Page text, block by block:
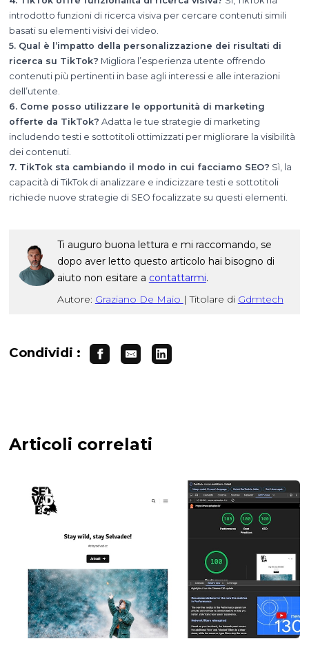
introdotto funzioni di ricerca visiva per cercare contenuti simili
basati su elementi visivi dei video.
5. Qual è l’impatto della personalizzazione dei risultati di
ricerca su TikTok? Migliora l’esperienza utente offrendo
contenuti più pertinenti in base agli interessi e alle interazioni
dell’utente.
6. Come posso utilizzare le opportunità di marketing
offerte da TikTok? Adatta le tue strategie di marketing
includendo testi e sottotitoli ottimizzati per migliorare la visibilità
dei contenuti.
7. TikTok sta cambiando il modo in cui facciamo SEO? Sì, la
capacità di TikTok di analizzare e indicizzare testi e sottotitoli
richiede nuove strategie di SEO focalizzate su questi elementi.
Ti auguro buona lettura e mi raccomando, se
dopo aver letto questo articolo hai bisogno di
aiuto non esitare a contattarmi.
Autore: Graziano De Maio | Titolare di Gdmtech
Condividi :
Articoli correlati